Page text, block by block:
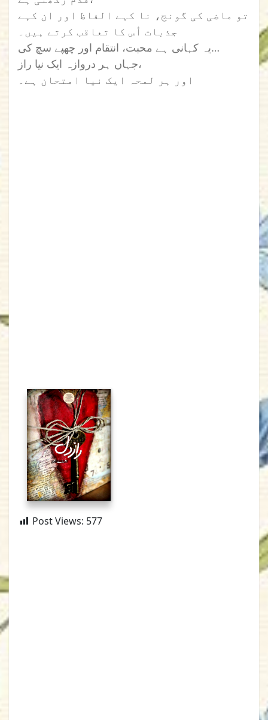
تو ماضی کی گونج، نا کہے الفاظ اور ان کہے
جذبات اُس کا تعاقب کرتے ہیں۔
یہ کہانی ہے محبت، انتقام اور چھپے سچ کی…
جہاں ہر دروازہ ایک نیا راز،
اور ہر لمحہ ایک نیا امتحان ہے۔
Post Views: 577